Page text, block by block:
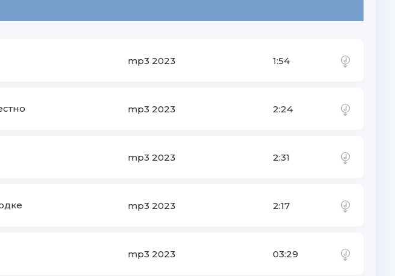
mp3 2023 1:54
mp3 2023 2:24
mp3 2023 2:31
mp3 2023 2:17
mp3 2023 03:29